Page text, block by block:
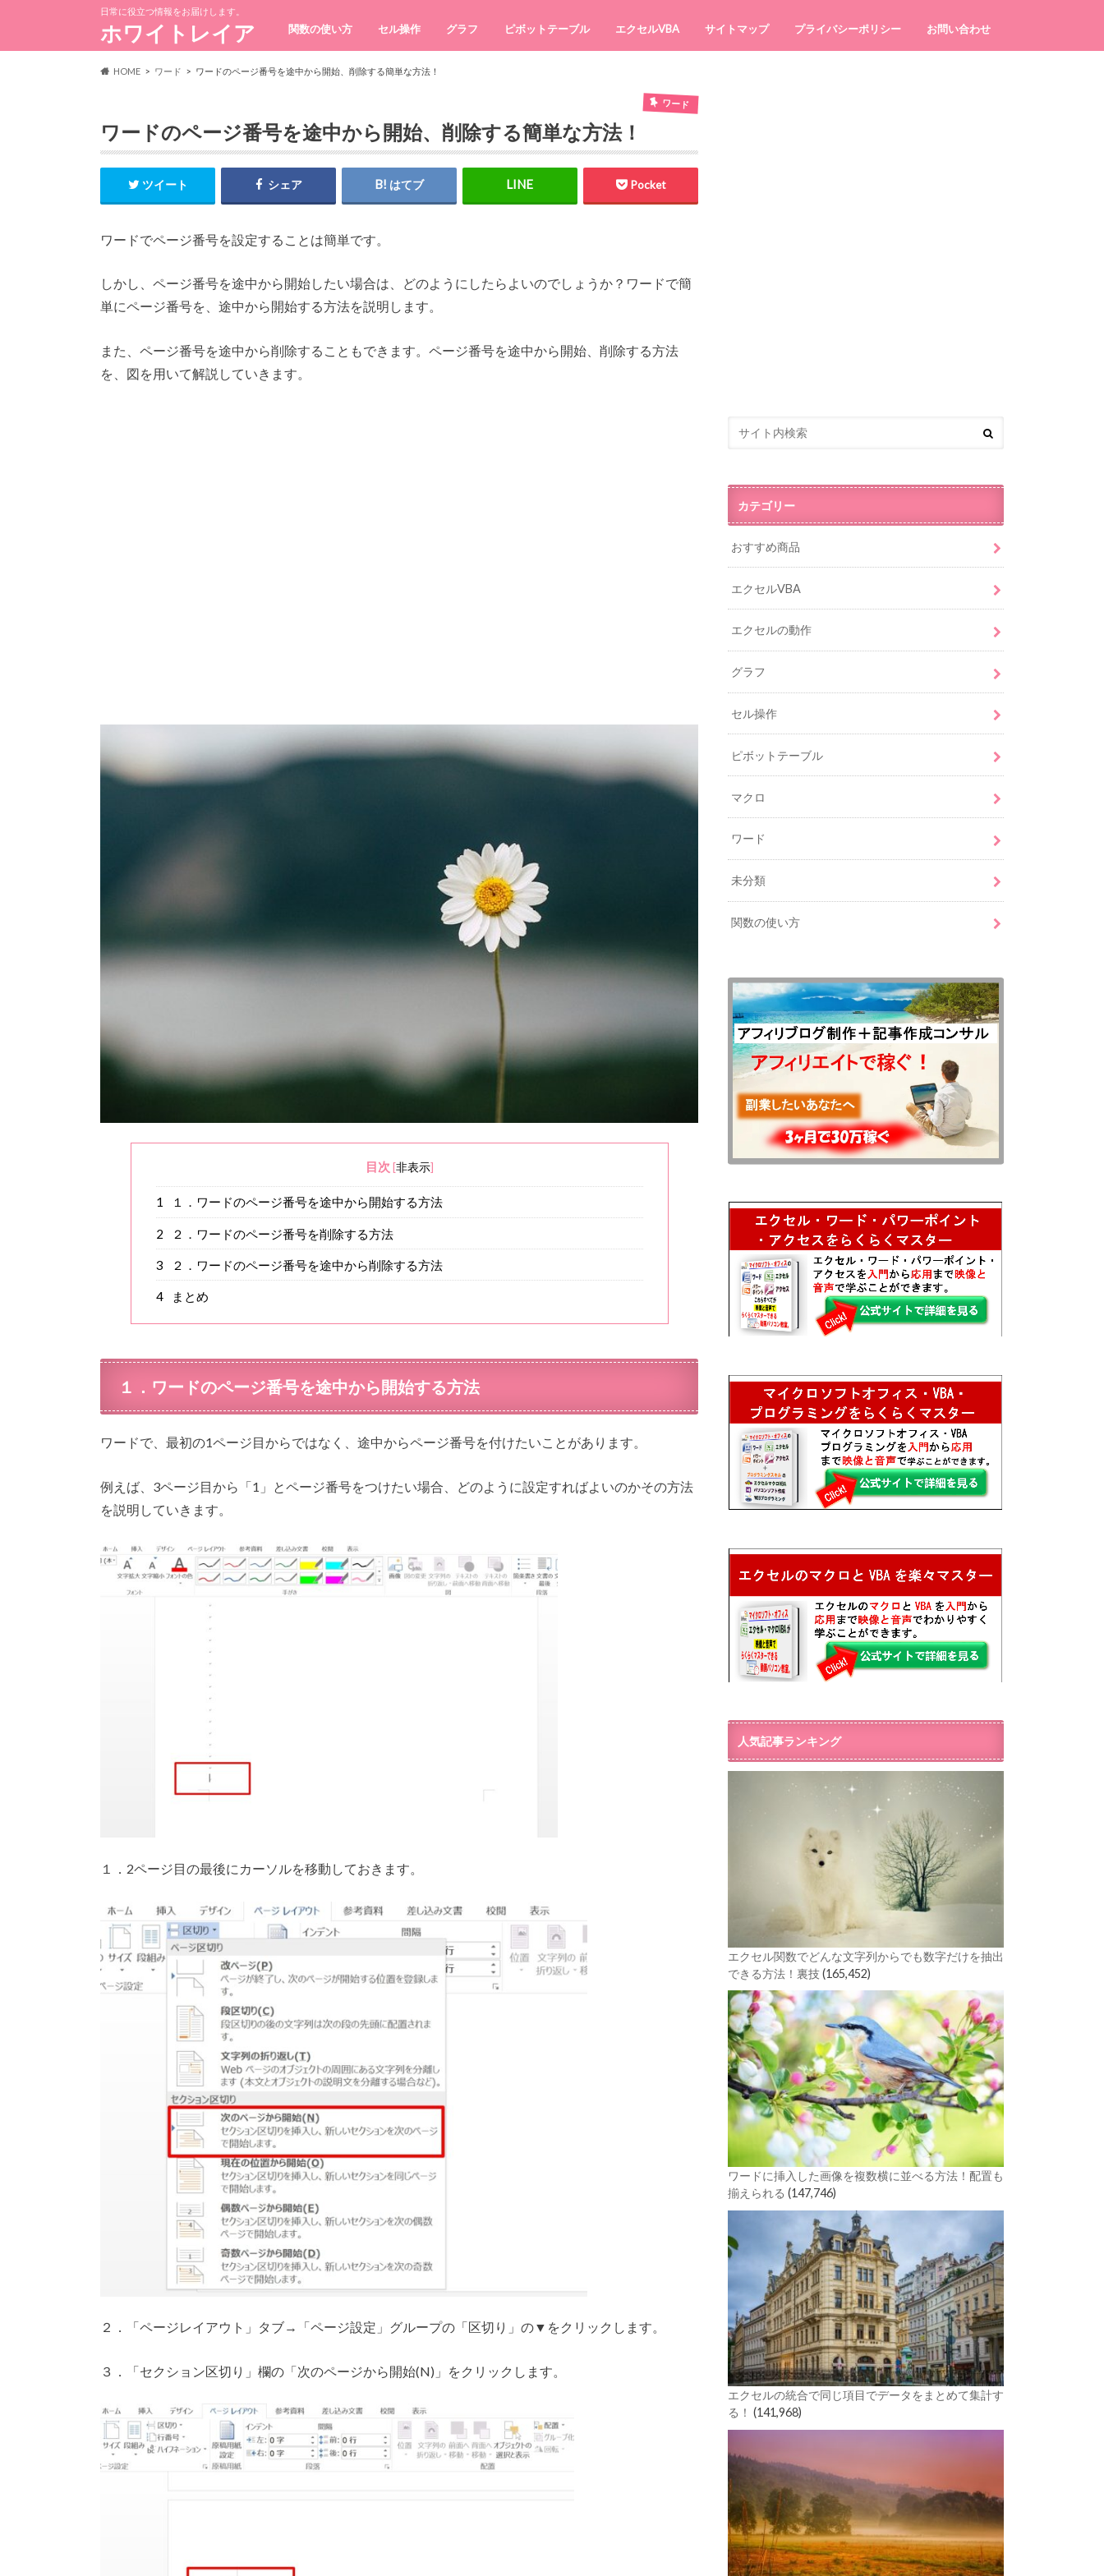
日常に役立つ情報をお届けします。
ホワイトレイア 関数の使い方 セル操作 グラフ ピボットテーブル エクセルVBA サイトマップ プライバシーポリシー お問い合わせ
HOME ワード ワードのページ番号を途中から開始、削除する簡単な方法！
ワード
ワードのページ番号を途中から開始、削除する簡単な方法！
ツイート シェア はてブ Pocket
ワードでページ番号を設定することは簡単です。
しかし、ページ番号を途中から開始したい場合は、どのようにしたらよいのでしょうか？ワードで簡
単にページ番号を、途中から開始する方法を説明します。
また、ページ番号を途中から削除することもできます。ページ番号を途中から開始、削除する方法
を、図を用いて解説していきます。
目次 [非表示]
1 １．ワードのページ番号を途中から開始する方法
2 ２．ワードのページ番号を削除する方法
3 ２．ワードのページ番号を途中から削除する方法
4 まとめ
１．ワードのページ番号を途中から開始する方法
ワードで、最初の1ページ目からではなく、途中からページ番号を付けたいことがあります。
例えば、3ページ目から「1」とページ番号をつけたい場合、どのように設定すればよいのかその方法
を説明していきます。
１．2ページ目の最後にカーソルを移動しておきます。
２．「ページレイアウト」タブ→「ページ設定」グループの「区切り」の▼をクリックします。
３．「セクション区切り」欄の「次のページから開始(N)」をクリックします。
カテゴリー
おすすめ商品
エクセルVBA
エクセルの動作
グラフ
セル操作
ピボットテーブル
マクロ
ワード
未分類
関数の使い方
人気記事ランキング
エクセル関数でどんな文字列からでも数字だけを抽出
できる方法！裏技(165,452)
ワードに挿入した画像を複数横に並べる方法！配置も
揃えられる (147,746)
エクセルの統合で同じ項目でデータをまとめて集計す
る！ (141,968)